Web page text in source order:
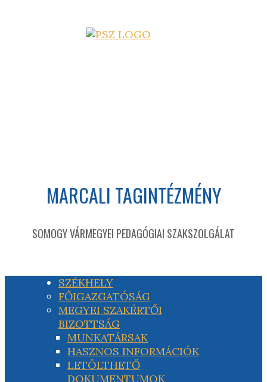
MARCALI TAGINTÉZMÉNY
SOMOGY VÁRMEGYEI PEDAGÓGIAI SZAKSZOLGÁLAT
SZÉKHELY
FŐIGAZGATÓSÁG
MEGYEI SZAKÉRTŐI
BIZOTTSÁG
MUNKATÁRSAK
HASZNOS INFORMÁCIÓK
LETÖLTHETŐ
DOKUMENTUMOK